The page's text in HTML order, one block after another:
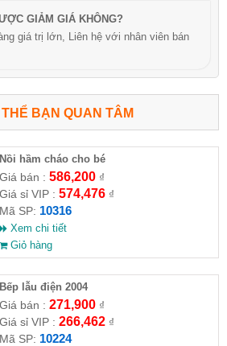
GIẢM GIÁ KHÔNG?
giá trị lớn, Liên hệ với nhân viên bán
BẠN QUAN TÂM
Nồi hầm cháo cho bé
Giá bán : 586,200₫
Giá sỉ VIP : 574,476₫
Mã SP: 10316
Xem chi tiết
Giỏ hàng
Bếp lẫu điện 2004
Giá bán : 271,900₫
Giá sỉ VIP : 266,462₫
Mã SP: 10224